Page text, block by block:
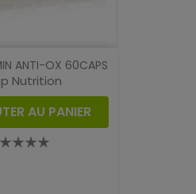
ANTI-OX 60CAPS
Nutrition
AU PANIER